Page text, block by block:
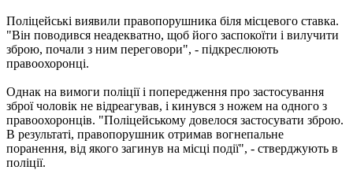
Поліцейські виявили правопорушника біля місцевого ставка.
"Він поводився неадекватно, щоб його заспокоїти і вилучити
зброю, почали з ним переговори", - підкреслюють
правоохоронці.
Однак на вимоги поліції і попередження про застосування
зброї чоловік не відреагував, і кинувся з ножем на одного з
правоохоронців. "Поліцейському довелося застосувати зброю.
В результаті, правопорушник отримав вогнепальне
поранення, від якого загинув на місці події", - стверджують в
поліції.